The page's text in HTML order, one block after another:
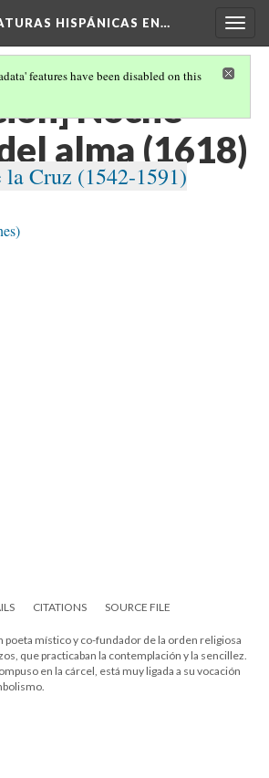
HISPÁNICAS EN…
features have been disabled on this
Noche
alma (1618)
la Cruz (1542-1591)
CITATIONS SOURCE FILE
poeta místico y co-fundador de la orden religiosa
que practicaban la contemplación y la sencillez.
en la cárcel, está muy ligada a su vocación